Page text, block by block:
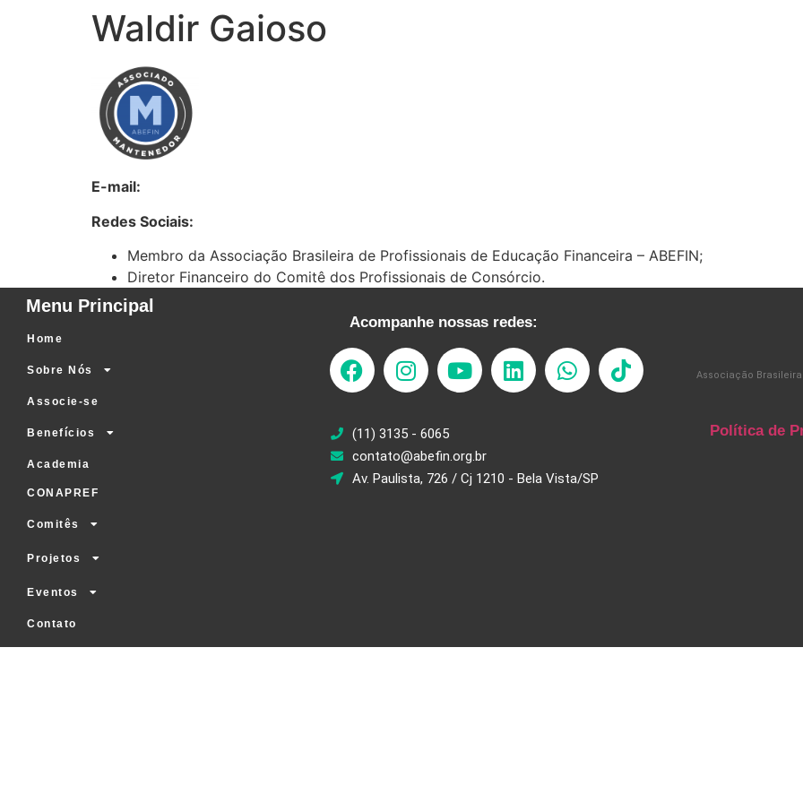
Waldir Gaioso
E-mail:
Redes Sociais:
Membro da Associação Brasileira de Profissionais de Educação Financeira – ABEFIN;
Diretor Financeiro do Comitê dos Profissionais de Consórcio.
Menu Principal
Home
Sobre Nós
Associe-se
Benefícios
Academia
CONAPREF
Comitês
Projetos
Eventos
Contato
Acompanhe nossas redes:
(11) 3135 - 6065
contato@abefin.org.br
Av. Paulista, 726 / Cj 1210 - Bela Vista/SP
Associação
Política de